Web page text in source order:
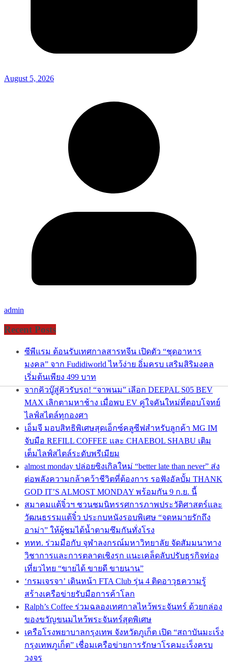
August 5, 2026
admin
Recent Posts
ซีพีแรม ต้อนรับเทศกาลสารทจีน เปิดตัว “ชุดอาหาร
มงคล” จาก Fudidiworld ไหว้ง่าย อิ่มครบ เสริมสิริมงคล
เริ่มต้นเพียง 499 บาท
จากคิวบู๊สู่คิวรับรถ! “จาพนม” เลือก DEEPAL S05 BEV
MAX เลิกตามหาช้าง เมื่อพบ EV คู่ใจคันใหม่ที่ตอบโจทย์
ไลฟ์สไตล์ทุกองศา
เอ็มจี มอบสิทธิพิเศษสุดเอ็กซ์คลูซีฟสำหรับลูกค้า MG IM
จับมือ REFILL COFFEE และ CHAEBOL SHABU เติม
เต็มไลฟ์สไตล์ระดับพรีเมียม
almost monday ปล่อยซิงเกิลใหม่ “better late than never” ส่ง
ต่อพลังความกล้าคว้าชีวิตที่ต้องการ รอฟังอัลบั้ม THANK
GOD IT’S ALMOST MONDAY พร้อมกัน 9 ก.ย. นี้
สมาคมแต้จิ๋วฯ ชวนชมนิทรรศการภาพประวัติศาสตร์และ
วัฒนธรรมแต้จิ๋ว ประกบหนังรอบพิเศษ “จดหมายรักถึง
อาม่า” ให้ผู้ชมได้น้ำตามซึมกันทั่งโรง
ททท. ร่วมมือกับ จุฬาลงกรณ์มหาวิทยาลัย จัดสัมมนาทาง
วิชาการและการตลาดเชิงรุก แนะเคล็ดลับปรับธุรกิจท่อง
เที่ยวไทย “ขายได้ ขายดี ขายนาน”
‘กรมเจรจา’ เดินหน้า FTA Club รุ่น 4 ติดอาวุธความรู้
สร้างเครือข่ายรับมือการค้าโลก
Ralph’s Coffee ร่วมฉลองเทศกาลไหว้พระจันทร์ ด้วยกล่อง
ของขวัญขนมไหว้พระจันทร์สุดพิเศษ
เครือโรงพยาบาลกรุงเทพ จังหวัดภูเก็ต เปิด “สถาบันมะเร็ง
กรุงเทพภูเก็ต” เชื่อมเครือข่ายการรักษาโรคมะเร็งครบ
วงจร